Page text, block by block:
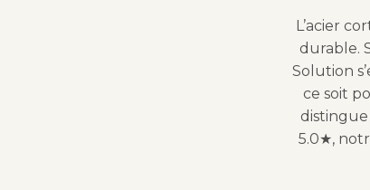
L’acier
durable.
Solution
ce soit
distingue
5.0★,